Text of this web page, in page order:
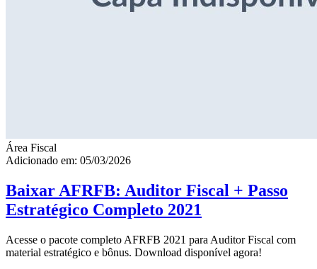
Área Fiscal
Adicionado em: 05/03/2026
Baixar AFRFB: Auditor Fiscal + Passo
Estratégico Completo 2021
Acesse o pacote completo AFRFB 2021 para Auditor Fiscal com
material estratégico e bônus. Download disponível agora!